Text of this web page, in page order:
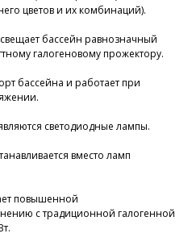
цветов и их комбинаций).
бассейн равнозначный
галогеновому прожектору.
бассейна и работает при
светодиодные лампы.
вместо ламп
повышенной
с традиционной галогенной